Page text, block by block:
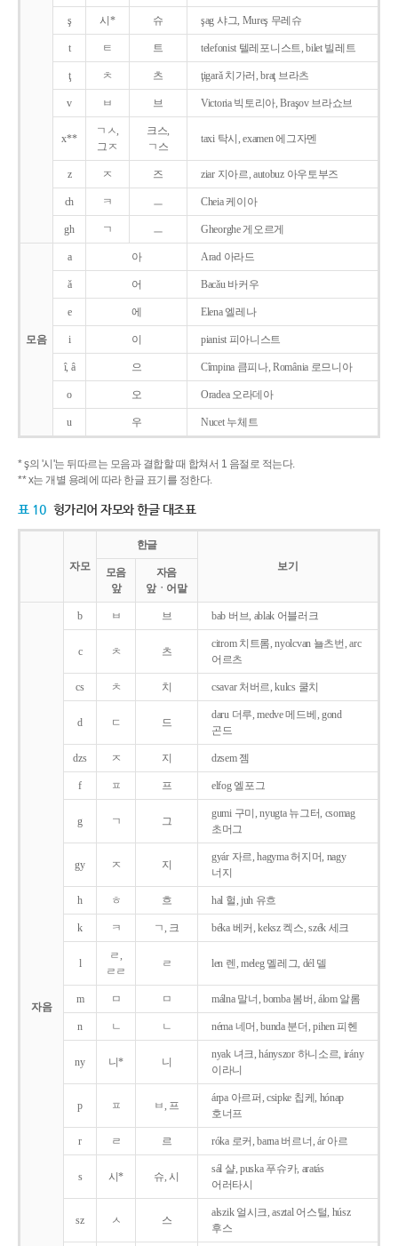
ş 시* 슈 şag 샤그, Mureş 무레슈
t ㅌ 트 telefonist 텔레포니스트, bilet 빌레트
ţ ㅊ 츠 ţigarǎ 치가러, braţ 브라츠
v ㅂ 브 Victoria 빅토리아, Braşov 브라쇼브
x**
ㄱㅅ,
그ㅈ
크스,
ㄱ스
taxi 탁시, examen 에그자멘
z ㅈ 즈 ziar 지아르, autobuz 아우토부즈
ch ㅋ ㅡ Cheia 케이아
gh ㄱ ㅡ Gheorghe 게오르게
모음
a 아 Arad 아라드
ǎ 어 Bacǎu 바커우
e 에 Elena 엘레나
i 이 pianist 피아니스트
î, â 으 Cîmpina 큼피나, România 로므니아
o 오 Oradea 오라데아
u 우 Nucet 누체트
* ş의 '시'는 뒤따르는 모음과 결합할 때 합쳐서 1 음절로 적는다.
** x는 개별 용례에 따라 한글 표기를 정한다.
표 10 헝가리어 자모와 한글 대조표
자모
한글
보기
모음
앞
자음
앞ㆍ어말
자음
b ㅂ 브 bab 버브, ablak 어블러크
c ㅊ 츠
citrom 치트롬, nyolcvan 뇰츠번, arc
어르츠
cs ㅊ 치 csavar 처버르, kulcs 쿨치
d ㄷ 드
daru 더루, medve 메드베, gond
곤드
dzs ㅈ 지 dzsem 젬
f ㅍ 프 elfog 엘포그
g ㄱ 그
gumi 구미, nyugta 뉴그터, csomag
초머그
gy ㅈ 지
gyár 자르, hagyma 허지머, nagy
너지
h ㅎ 흐 hal 헐, juh 유흐
k ㅋ ㄱ, 크 béka 베커, keksz 켁스, szék 세크
l
ㄹ,
ㄹㄹ
ㄹ len 렌, meleg 멜레그, dél 델
m ㅁ ㅁ málna 말너, bomba 봄버, álom 알롬
n ㄴ ㄴ néma 네머, bunda 분더, pihen 피헨
ny 니* 니
nyak 녀크, hányszor 하니소르, irány
이라니
p ㅍ ㅂ, 프
árpa 아르퍼, csipke 칩케, hónap
호너프
r ㄹ 르 róka 로커, barna 버르너, ár 아르
s 시* 슈, 시
sál 샬, puska 푸슈카, aratás
어러타시
sz ㅅ 스
alszik 얼시크, asztal 어스털, húsz
후스